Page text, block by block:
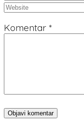
Komentar *